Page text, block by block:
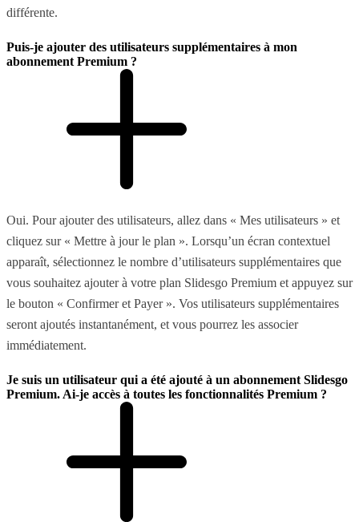
différente.
Puis-je ajouter des utilisateurs supplémentaires à mon
abonnement Premium ?
Oui. Pour ajouter des utilisateurs, allez dans « Mes utilisateurs » et
cliquez sur « Mettre à jour le plan ». Lorsqu’un écran contextuel
apparaît, sélectionnez le nombre d’utilisateurs supplémentaires que
vous souhaitez ajouter à votre plan Slidesgo Premium et appuyez sur
le bouton « Confirmer et Payer ». Vos utilisateurs supplémentaires
seront ajoutés instantanément, et vous pourrez les associer
immédiatement.
Je suis un utilisateur qui a été ajouté à un abonnement Slidesgo
Premium. Ai-je accès à toutes les fonctionnalités Premium ?